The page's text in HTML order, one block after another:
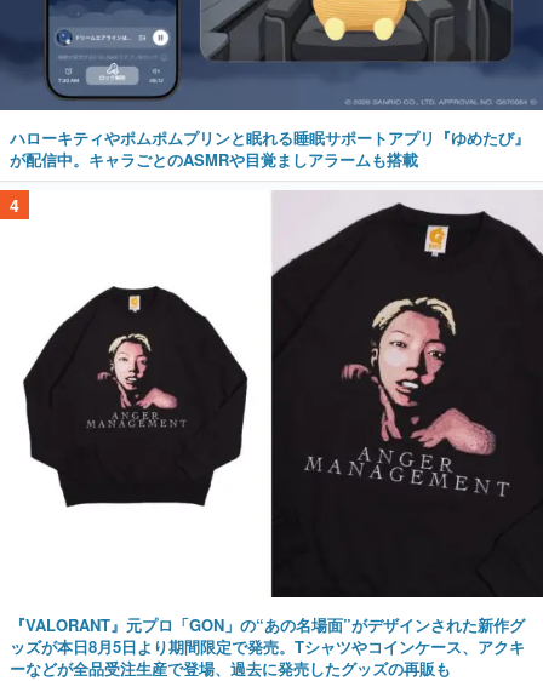
ハローキティやポムポムプリンと眠れる睡眠サポートアプリ『ゆめたび』
が配信中。キャラごとのASMRや目覚ましアラームも搭載
4
『VALORANT』元プロ「GON」の“あの名場面”がデザインされた新作グ
ッズが本日8月5日より期間限定で発売。Tシャツやコインケース、アクキ
ーなどが全品受注生産で登場、過去に発売したグッズの再販も